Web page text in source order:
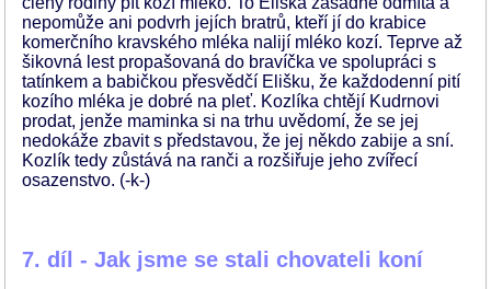
nepomůže ani podvrh jejích bratrů, kteří jí do krabice
komerčního kravského mléka nalijí mléko kozí. Teprve až
šikovná lest propašovaná do bravíčka ve spolupráci s
tatínkem a babičkou přesvědčí Elišku, že každodenní pití
kozího mléka je dobré na pleť. Kozlíka chtějí Kudrnovi
prodat, jenže maminka si na trhu uvědomí, že se jej
nedokáže zbavit s představou, že jej někdo zabije a sní.
Kozlík tedy zůstává na ranči a rozšiřuje jeho zvířecí
osazenstvo. (-k-)
7. díl - Jak jsme se stali chovateli koní